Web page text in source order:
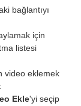
bağlantıyı
için
listesi
video eklemek
Ekle'yi seçip